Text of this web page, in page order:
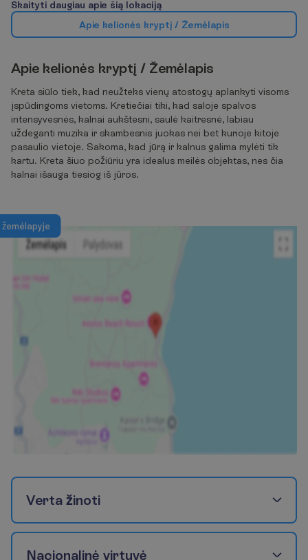
Skaityti daugiau apie šią lokaciją
Apie kelionės kryptį / Žemėlapis
Apie kelionės kryptį / Žemėlapis
Kreta siūlo tiek, kad neužteks vienų atostogų aplankyti visoms
įspūdingoms vietoms. Kretiečiai tiki, kad saloje spalvos
intensyvesnės, kalnai aukštesni, saulė kaitresnė, labiau
uždeganti muzika ir skambesnis juokas nei bet kurioje kitoje
pasaulio vietoje. Sakoma, kad jūrą ir kalnus galima mylėti tik
kartu. Kreta šiuo požiūriu yra idealus meilės objektas, nes čia
kalnai išauga tiesiog iš jūros.
žemė apyje
Verta žinoti
Nacionalinė virtuvė